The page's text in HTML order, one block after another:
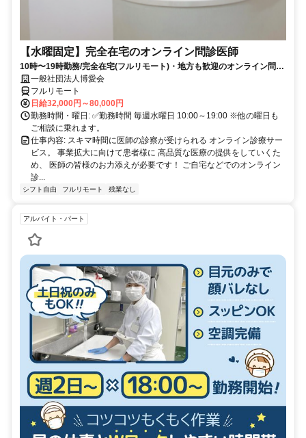
【水曜固定】完全在宅のオンライン問診医師
10時〜19時勤務/完全在宅(フルリモート)・地方も歓迎のオンライン問診
業務一般社団法人博愛会
フルリモート
日給32,000円～80,000円
勤務時間・曜日: ✅勤務時間 毎週水曜日 10:00～19:00 ※他の曜日も
ご相談に乗れます。
仕事内容: スキマ時間に医師の診察が受けられる オンライン診療サー
ビス。 事業拡大に向けて患者様に 高品質な医療の提供をしていくた
め、 医師の皆様のお力添えが必要です！ ご自宅などでのオンライン
診...
シフト自由 フルリモート 残業なし
アルバイト・パート